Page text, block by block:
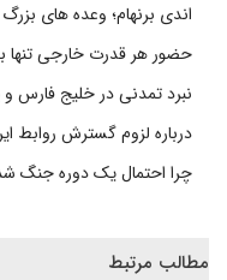
اندی برنهام؛ وعده های
حضور هر قدرت خارجی تنها
نبرد تمدنی در خلیج فارس و
درباره لزوم گسترش روابط
چرا احتمال یک دوره جنگ
مطالب مرتبط